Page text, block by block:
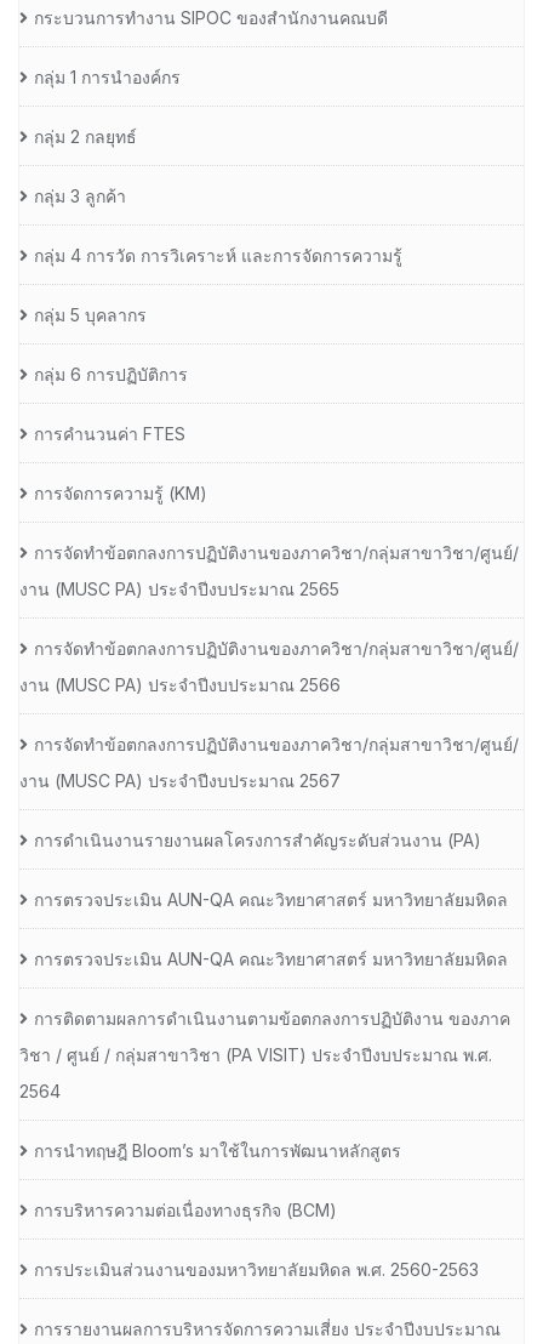
กระบวนการทำงาน SIPOC ของสำนักงานคณบดี
กลุ่ม 1 การนำองค์กร
กลุ่ม 2 กลยุทธ์
กลุ่ม 3 ลูกค้า
กลุ่ม 4 การวัด การวิเคราะห์ และการจัดการความรู้
กลุ่ม 5 บุคลากร
กลุ่ม 6 การปฏิบัติการ
การคำนวนค่า FTES
การจัดการความรู้ (KM)
การจัดทำข้อตกลงการปฏิบัติงานของภาควิชา/กลุ่มสาขาวิชา/ศูนย์/
งาน (MUSC PA) ประจำปีงบประมาณ 2565
การจัดทำข้อตกลงการปฏิบัติงานของภาควิชา/กลุ่มสาขาวิชา/ศูนย์/
งาน (MUSC PA) ประจำปีงบประมาณ 2566
การจัดทำข้อตกลงการปฏิบัติงานของภาควิชา/กลุ่มสาขาวิชา/ศูนย์/
งาน (MUSC PA) ประจำปีงบประมาณ 2567
การดำเนินงานรายงานผลโครงการสำคัญระดับส่วนงาน (PA)
การตรวจประเมิน AUN-QA คณะวิทยาศาสตร์ มหาวิทยาลัยมหิดล
การตรวจประเมิน AUN-QA คณะวิทยาศาสตร์ มหาวิทยาลัยมหิดล
การติดตามผลการดำเนินงานตามข้อตกลงการปฏิบัติงาน ของภาค
วิชา / ศูนย์ / กลุ่มสาขาวิชา (PA VISIT) ประจำปีงบประมาณ พ.ศ.​
2564
การนำทฤษฎี Bloom’s มาใช้ในการพัฒนาหลักสูตร
การบริหารความต่อเนื่องทางธุรกิจ (BCM)
การประเมินส่วนงานของมหาวิทยาลัยมหิดล พ.ศ. 2560-2563
การรายงานผลการบริหารจัดการความเสี่ยง ประจำปีงบประมาณ